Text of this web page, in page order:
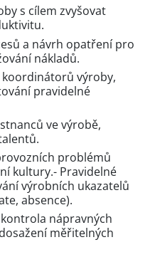
s cílem zvyšovat
a návrh opatření pro
nákladů.
koordinátorů výroby,
pravidelné
ve výrobě,
problémů
kultury.- Pravidelné
výrobních ukazatelů
absence).
nápravných
měřitelných